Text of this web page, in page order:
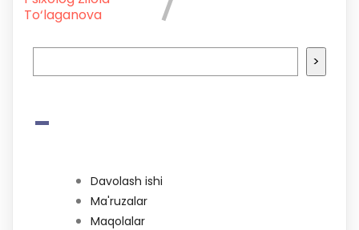
To‘laganova
>
-
Davolash ishi
Ma'ruzalar
Maqolalar